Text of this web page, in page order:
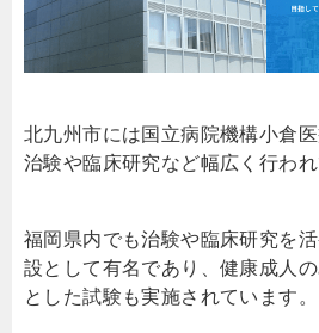
北九州市には国立病院機構小倉医
治験や臨床研究など幅広く行われ
福岡県内でも治験や臨床研究を
設として有名であり、健康成人
とした試験も実施されています。